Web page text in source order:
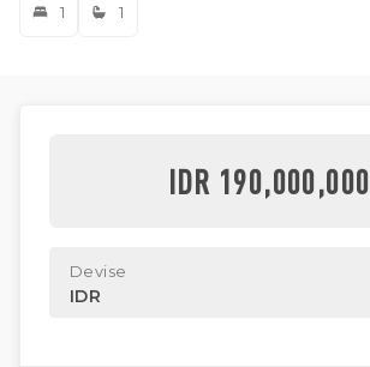
1 1
IDR 190,000,000
Devise
IDR